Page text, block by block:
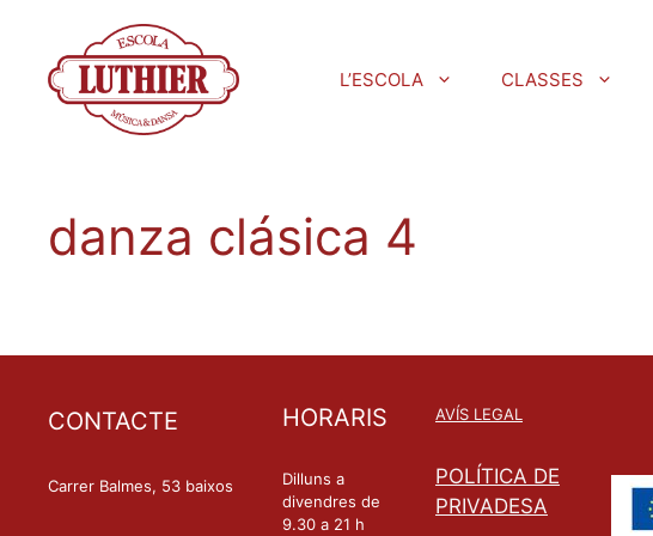
L’ESCOLA CLASSES
danza clásica 4
CONTACTE
Carrer Balmes, 53 baixos
HORARIS
Dilluns a
divendres de
9.30 a 21 h
AVÍS LEGAL
POLÍTICA DE
PRIVADESA